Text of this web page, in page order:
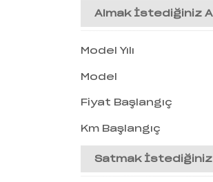
Almak İstediğiniz
Model Yılı
Model
Fiyat Başlangıç
Km Başlangıç
Satmak İstediğiniz